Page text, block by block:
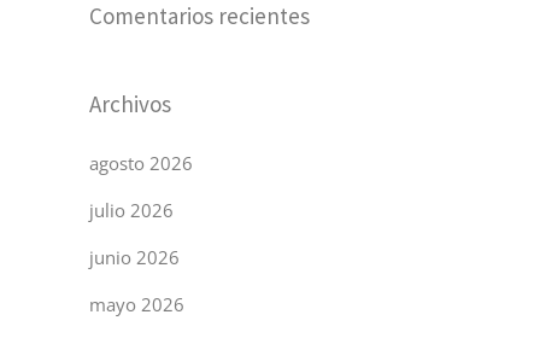
Comentarios recientes
Archivos
agosto 2026
julio 2026
junio 2026
mayo 2026